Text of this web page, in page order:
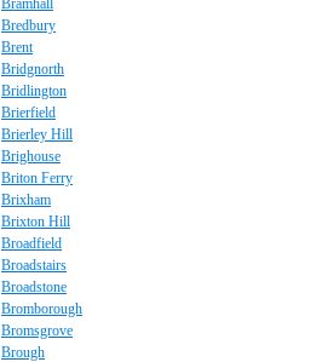
Bramhall
Bredbury
Brent
Bridgnorth
Bridlington
Brierfield
Brierley Hill
Brighouse
Briton Ferry
Brixham
Brixton Hill
Broadfield
Broadstairs
Broadstone
Bromborough
Bromsgrove
Brough